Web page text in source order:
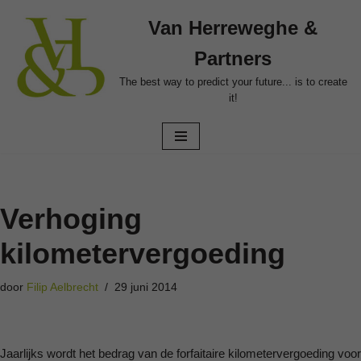
naar
de
inhoud
Van Herreweghe &
Partners
The best way to predict your future... is to create
it!
Verhoging
kilometervergoeding
door Filip Aelbrecht 29 juni 2014
Jaarlijks wordt het bedrag van de forfaitaire kilometervergoeding voor